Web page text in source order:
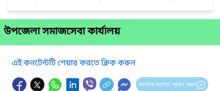
উপজেলা সমাজসেবা কার্যালয়
এই কনটেন্টটি শেয়ার করতে ক্লিক করুন
আপনার মতামত প্রদান করুন